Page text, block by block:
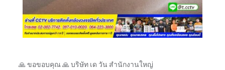
🙏 ขอขอบคุณ 🙏 บริษัท เด วัน สำนักงานใหญ่